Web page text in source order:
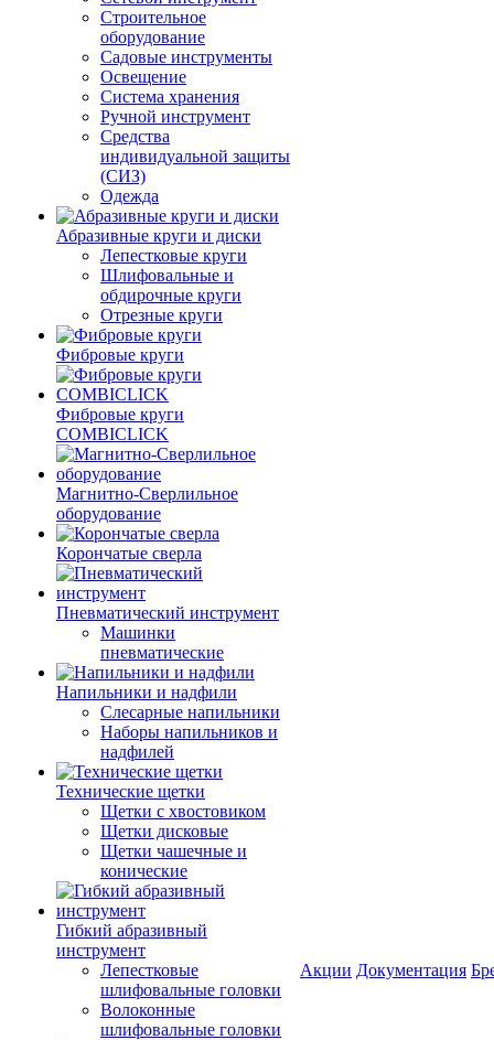
Строительное
оборудование
Садовые инструменты
Освещение
Система хранения
Ручной инструмент
Средства
индивидуальной защиты
(СИЗ)
Одежда
Абразивные круги и диски
Лепестковые круги
Шлифовальные и
обдирочные круги
Отрезные круги
Фибровые круги
Фибровые круги
COMBICLICK
Магнитно-Сверлильное
оборудование
Корончатые сверла
Пневматический инструмент
Машинки
пневматические
Напильники и надфили
Слесарные напильники
Наборы напильников и
надфилей
Технические щетки
Щетки с хвостовиком
Щетки дисковые
Щетки чашечные и
конические
Гибкий абразивный
инструмент
Лепестковые
шлифовальные головки
Волоконные
шлифовальные головки
Акции Документация